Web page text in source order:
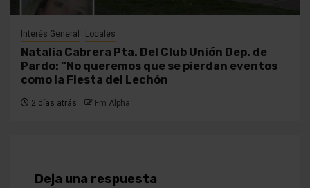
Interés General Locales
Natalia Cabrera Pta. Del Club Unión Dep. de
Pardo: “No queremos que se pierdan eventos
como la Fiesta del Lechón
2 días atrás Fm Alpha
Deja una respuesta